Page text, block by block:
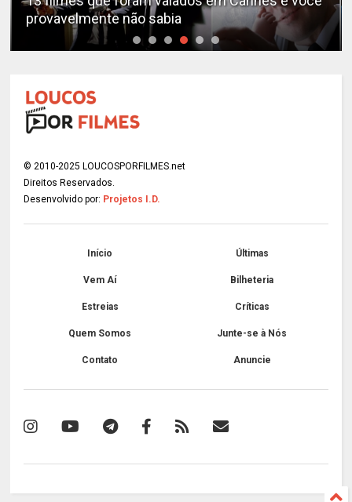
provavelmente não sabia
© 2010-2025 LOUCOSPORFILMES.net
Direitos Reservados.
Desenvolvido por: Projetos I.D.
Início Últimas
Vem Aí Bilheteria
Estreias Críticas
Quem Somos Junte-se à Nós
Contato Anuncie